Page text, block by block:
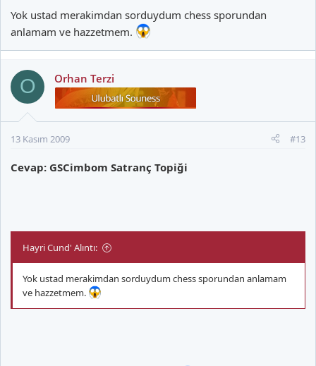
Yok ustad merakimdan sorduydum chess sporundan
anlamam ve hazzetmem.
O Orhan Terzi
13 Kasım 2009 #13
Cevap: GSCimbom Satranç Topiği
Hayri Cund' Alıntı:
Yok ustad merakimdan sorduydum chess sporundan anlamam
ve hazzetmem.